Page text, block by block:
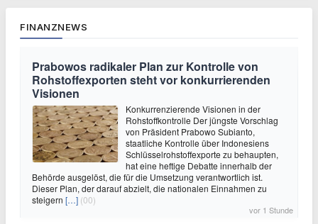
FINANZNEWS
Prabowos radikaler Plan zur Kontrolle von
Rohstoffexporten steht vor konkurrierenden
Visionen
Konkurrenzierende Visionen in der
Rohstoffkontrolle Der jüngste Vorschlag
von Präsident Prabowo Subianto,
staatliche Kontrolle über Indonesiens
Schlüsselrohstoffexporte zu behaupten,
hat eine heftige Debatte innerhalb der
Behörde ausgelöst, die für die Umsetzung verantwortlich ist.
Dieser Plan, der darauf abzielt, die nationalen Einnahmen zu
steigern […] (00)
vor 1 Stunde